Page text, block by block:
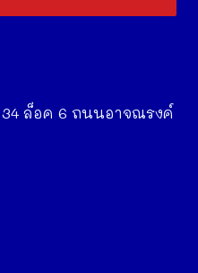
ล็อค 6 ถนนอาจณรงค์